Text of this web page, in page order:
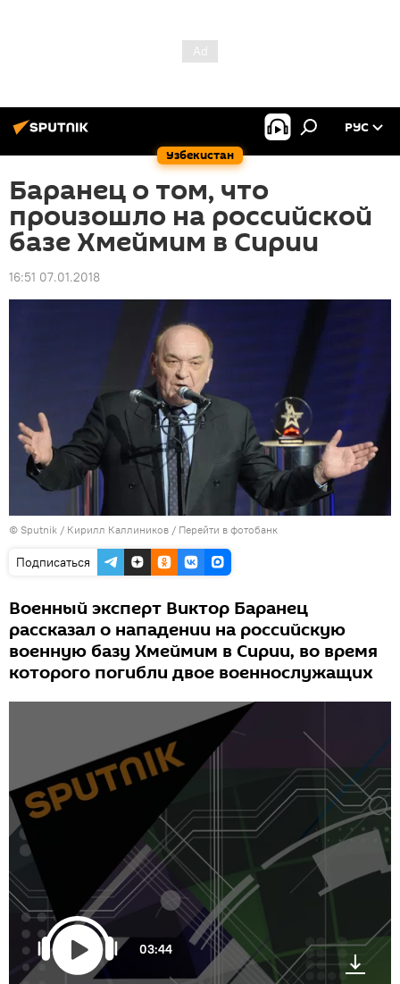
Узбекистан
РУС
Баранец о том, что
произошло на российской
базе Хмеймим в Сирии
16:51 07.01.2018
© Sputnik / Кирилл Каллиников / Перейти в фотобанк
Подписаться
Военный эксперт Виктор Баранец
рассказал о нападении на российскую
военную базу Хмеймим в Сирии, во время
которого погибли двое военнослужащих
03:44